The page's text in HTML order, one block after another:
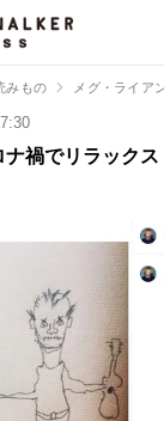
みもの メグ・ライア
ナ禍でリラック